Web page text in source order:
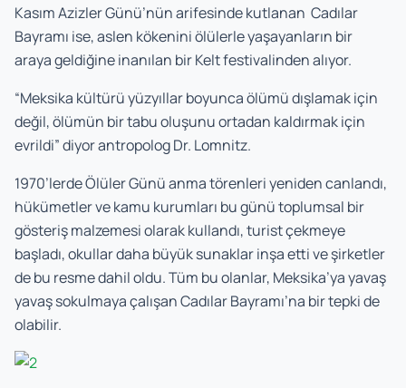
Kasım Azizler Günü’nün arifesinde kutlanan Cadılar
Bayramı ise, aslen kökenini ölülerle yaşayanların bir
araya geldiğine inanılan bir Kelt festivalinden alıyor.
“Meksika kültürü yüzyıllar boyunca ölümü dışlamak için
değil, ölümün bir tabu oluşunu ortadan kaldırmak için
evrildi” diyor antropolog Dr. Lomnitz.
1970’lerde Ölüler Günü anma törenleri yeniden canlandı,
hükümetler ve kamu kurumları bu günü toplumsal bir
gösteriş malzemesi olarak kullandı, turist çekmeye
başladı, okullar daha büyük sunaklar inşa etti ve şirketler
de bu resme dahil oldu. Tüm bu olanlar, Meksika’ya yavaş
yavaş sokulmaya çalışan Cadılar Bayramı’na bir tepki de
olabilir.